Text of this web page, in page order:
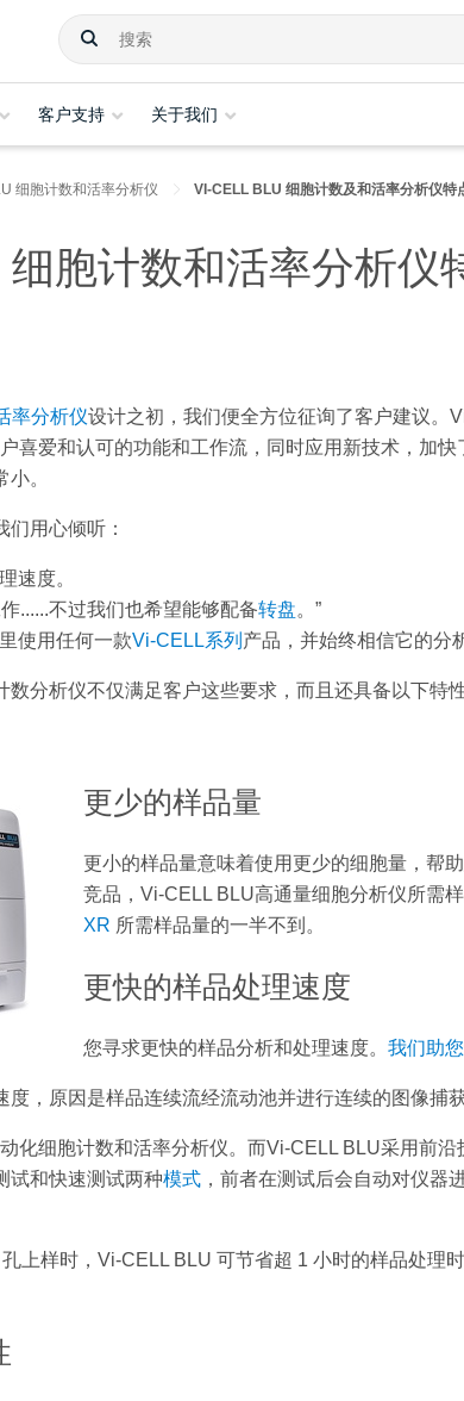
客户支持 关于我们
细胞计数和活率分析仪 VI-CELL BLU 细胞计数及和活率分析仪特
胞计数和活率分析仪
率分析仪设计之初，我们便全方位征询了客户建议。
喜爱和认可的功能和工作流，同时应用新技术，加快
。
用心倾听：
速度。
......不过我们也希望能够配备转盘。”
使用任何一款Vi-CELL系列 产品，并始终相信它的分
数分析仪不仅满足客户这些要求，而且还具备以下特
更少的样品量
更小的样品量意味着使用更少的细胞量，帮
竞品，Vi-CELL BLU高通量细胞分析仪所需
XR 所需样品量的一半不到。
更快的样品处理速度
您寻求更快的样品分析和处理速度。 我们助
，原因是样品连续流经流动池并进行连续的图像捕获
化细胞计数和活率分析仪。而Vi-CELL BLU采用前
试和快速测试两种模式 ，前者在测试后会自动对仪器
上样时，Vi-CELL BLU 可节省超 1 小时的样品处理